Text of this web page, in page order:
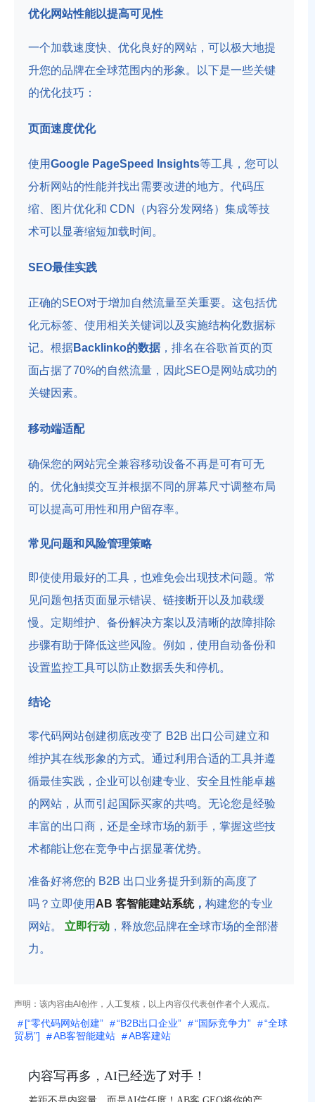
优化网站性能以提高可见性
一个加载速度快、优化良好的网站，可以极大地提
升您的品牌在全球范围内的形象。以下是一些关键
的优化技巧：
页面速度优化
使用Google PageSpeed Insights等工具，您可以
分析网站的性能并找出需要改进的地方。代码压
缩、图片优化和 CDN（内容分发网络）集成等技
术可以显著缩短加载时间。
SEO最佳实践
正确的SEO对于增加自然流量至关重要。这包括优
化元标签、使用相关关键词以及实施结构化数据标
记。根据Backlinko的数据，排名在谷歌首页的页
面占据了70%的自然流量，因此SEO是网站成功的
关键因素。
移动端适配
确保您的网站完全兼容移动设备不再是可有可无
的。优化触摸交互并根据不同的屏幕尺寸调整布局
可以提高可用性和用户留存率。
常见问题和风险管理策略
即使使用最好的工具，也难免会出现技术问题。常
见问题包括页面显示错误、链接断开以及加载缓
慢。定期维护、备份解决方案以及清晰的故障排除
步骤有助于降低这些风险。例如，使用自动备份和
设置监控工具可以防止数据丢失和停机。
结论
零代码网站创建彻底改变了 B2B 出口公司建立和
维护其在线形象的方式。通过利用合适的工具并遵
循最佳实践，企业可以创建专业、安全且性能卓越
的网站，从而引起国际买家的共鸣。无论您是经验
丰富的出口商，还是全球市场的新手，掌握这些技
术都能让您在竞争中占据显著优势。
准备好将您的 B2B 出口业务提升到新的高度了
吗？立即使用 AB 客智能建站系统， 构建您的专业
网站。 立即行动 ，释放您品牌在全球市场的全部潜
力。
声明：该内容由AI创作，人工复核，以上内容仅代表创作者个人观点。
[“零代码网站创建” “B2B出口企业” “国际竞争力”
“全球
贸易”]
AB客智能建站 AB客建站
内容写再多，AI已经选了对手！